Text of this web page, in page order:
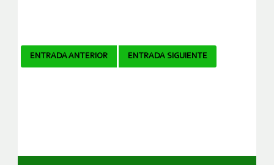
Navegador
ENTRADA ANTERIOR ENTRADA SIGUIENTE